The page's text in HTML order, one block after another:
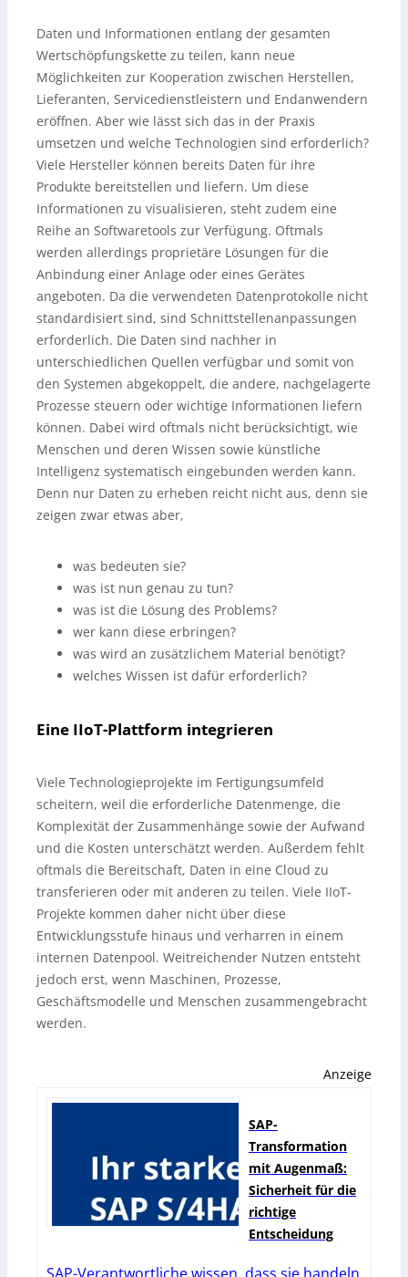
Daten und Informationen entlang der gesamten
Wertschöpfungskette zu teilen, kann neue
Möglichkeiten zur Kooperation zwischen Herstellen,
Lieferanten, Servicedienstleistern und Endanwendern
eröffnen. Aber wie lässt sich das in der Praxis
umsetzen und welche Technologien sind erforderlich?
Viele Hersteller können bereits Daten für ihre
Produkte bereitstellen und liefern. Um diese
Informationen zu visualisieren, steht zudem eine
Reihe an Softwaretools zur Verfügung. Oftmals
werden allerdings proprietäre Lösungen für die
Anbindung einer Anlage oder eines Gerätes
angeboten. Da die verwendeten Datenprotokolle nicht
standardisiert sind, sind Schnittstellenanpassungen
erforderlich. Die Daten sind nachher in
unterschiedlichen Quellen verfügbar und somit von
den Systemen abgekoppelt, die andere, nachgelagerte
Prozesse steuern oder wichtige Informationen liefern
können. Dabei wird oftmals nicht berücksichtigt, wie
Menschen und deren Wissen sowie künstliche
Intelligenz systematisch eingebunden werden kann.
Denn nur Daten zu erheben reicht nicht aus, denn sie
zeigen zwar etwas aber,
was bedeuten sie?
was ist nun genau zu tun?
was ist die Lösung des Problems?
wer kann diese erbringen?
was wird an zusätzlichem Material benötigt?
welches Wissen ist dafür erforderlich?
Eine IIoT-Plattform integrieren
Viele Technologieprojekte im Fertigungsumfeld
scheitern, weil die erforderliche Datenmenge, die
Komplexität der Zusammenhänge sowie der Aufwand
und die Kosten unterschätzt werden. Außerdem fehlt
oftmals die Bereitschaft, Daten in eine Cloud zu
transferieren oder mit anderen zu teilen. Viele IIoT-
Projekte kommen daher nicht über diese
Entwicklungsstufe hinaus und verharren in einem
internen Datenpool. Weitreichender Nutzen entsteht
jedoch erst, wenn Maschinen, Prozesse,
Geschäftsmodelle und Menschen zusammengebracht
werden.
Anzeige
SAP-
Transformation
mit Augenmaß:
Sicherheit für die
richtige
Entscheidung